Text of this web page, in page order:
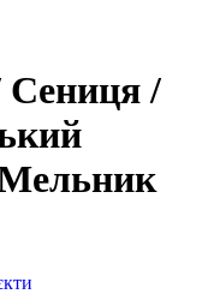
/